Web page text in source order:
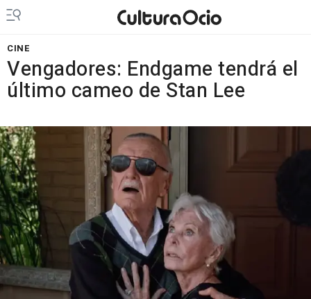
CINE
Vengadores: Endgame tendrá el
último cameo de Stan Lee